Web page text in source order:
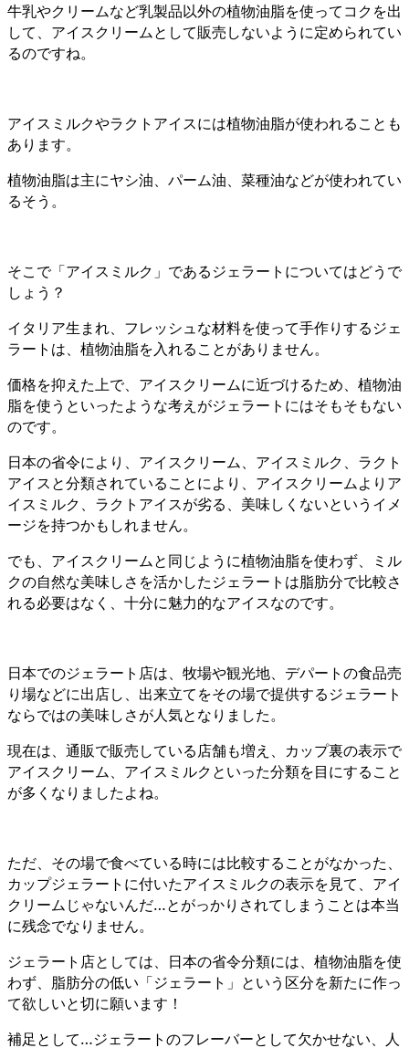
牛乳やクリームなど乳製品以外の植物油脂を使ってコクを出
して、アイスクリームとして販売しないように定められてい
るのですね。
アイスミルクやラクトアイスには植物油脂が使われることも
あります。
植物油脂は主にヤシ油、パーム油、菜種油などが使われてい
るそう。
そこで「アイスミルク」であるジェラートについてはどうで
しょう？
イタリア生まれ、フレッシュな材料を使って手作りするジェ
ラートは、植物油脂を入れることがありません。
価格を抑えた上で、アイスクリームに近づけるため、植物油
脂を使うといったような考えがジェラートにはそもそもない
のです。
日本の省令により、アイスクリーム、アイスミルク、ラクト
アイスと分類されていることにより、アイスクリームよりア
イスミルク、ラクトアイスが劣る、美味しくないというイメ
ージを持つかもしれません。
でも、アイスクリームと同じように植物油脂を使わず、ミル
クの自然な美味しさを活かしたジェラートは脂肪分で比較さ
れる必要はなく、十分に魅力的なアイスなのです。
日本でのジェラート店は、牧場や観光地、デパートの食品売
り場などに出店し、出来立てをその場で提供するジェラート
ならではの美味しさが人気となりました。
現在は、通販で販売している店舗も増え、カップ裏の表示で
アイスクリーム、アイスミルクといった分類を目にすること
が多くなりましたよね。
ただ、その場で食べている時には比較することがなかった、
カップジェラートに付いたアイスミルクの表示を見て、アイ
クリームじゃないんだ…とがっかりされてしまうことは本当
に残念でなりません。
ジェラート店としては、日本の省令分類には、植物油脂を使
わず、脂肪分の低い「ジェラート」という区分を新たに作っ
て欲しいと切に願います！
補足として…ジェラートのフレーバーとして欠かせない、人